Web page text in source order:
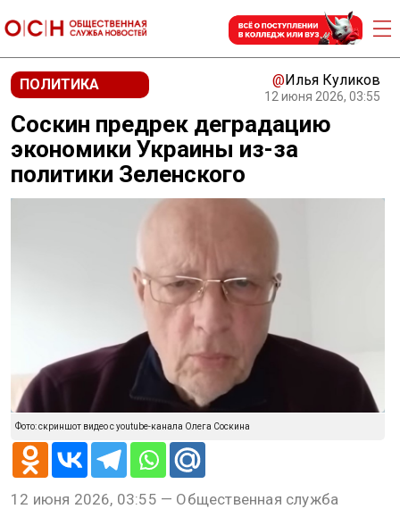
ПОЛИТИКА @Илья Куликов
12 июня 2026, 03:55
Соскин предрек деградацию
экономики Украины из-за
политики Зеленского
Фото: скриншот видео с youtube-канала Олега Соскина
12 июня 2026, 03:55 — Общественная служба